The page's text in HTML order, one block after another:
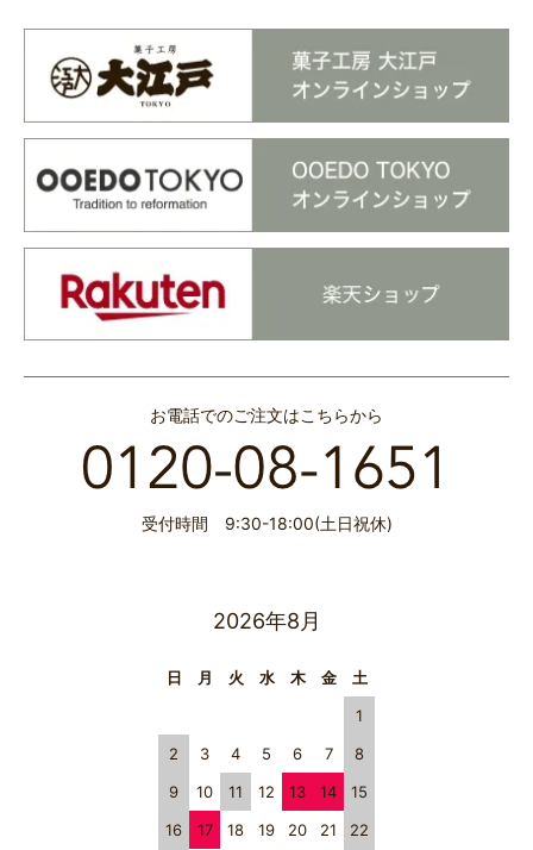
お電話でのご注文はこちらから
受付時間 9:30-18:00(土日祝休)
2026年8月
日 月 火 水 木 金
土
1
2
3 4 5 6 7
8
9
10 11 12 13 14
15
16
17 18 19 20 21
22